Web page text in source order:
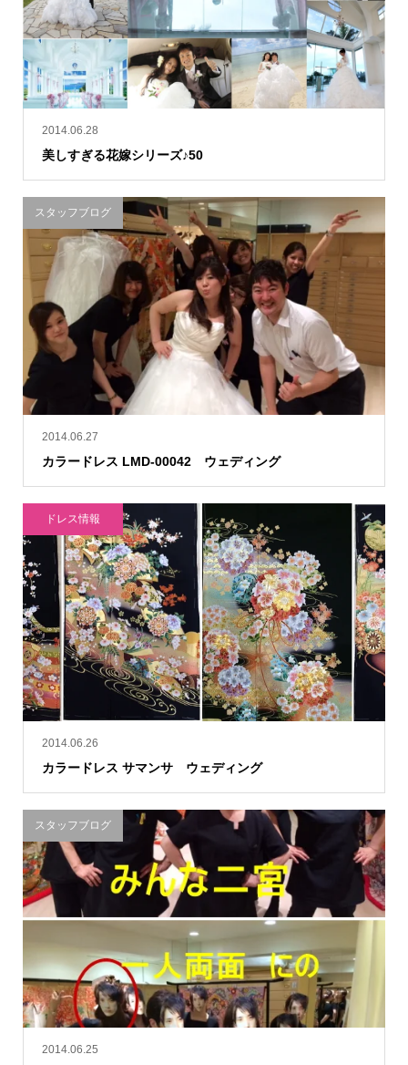
2014.06.28
美しすぎる花嫁シリーズ♪50
2014.06.27
カラードレス LMD-00042 ウェディング
スタッフブログ
2014.06.26
カラードレス サマンサ ウェディング
ドレス情報
2014.06.25
スタッフブログ